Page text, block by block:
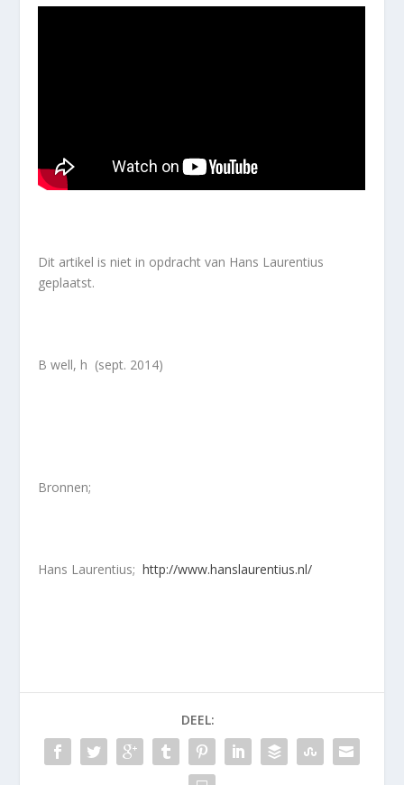
Dit artikel is niet in opdracht van Hans Laurentius
geplaatst.
B well, h (sept. 2014)
Bronnen;
Hans Laurentius;http://www.hanslaurentius.nl/
DEEL: